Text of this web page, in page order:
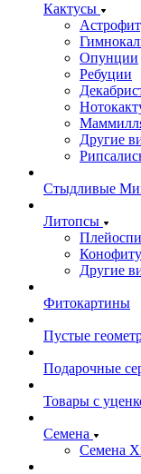
Кактусы
Опунции
Ребуции
Другие
Стыдливые
Литопсы
Другие
Фитокартины
Пустые
Подарочные
Товары с
Семена
Семена